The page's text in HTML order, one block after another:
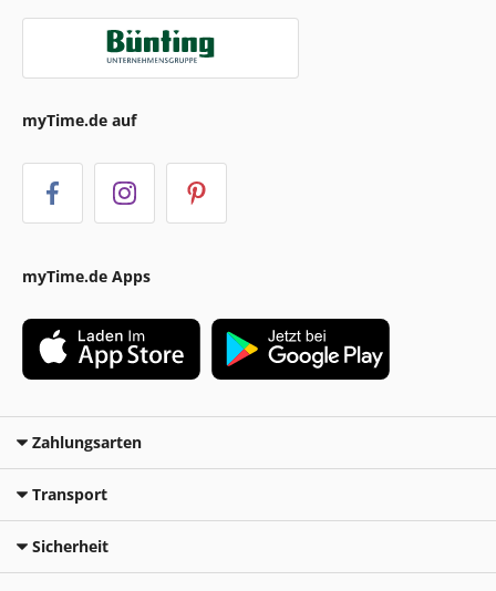
myTime.de auf
myTime.de Apps
Zahlungsarten
Transport
Sicherheit